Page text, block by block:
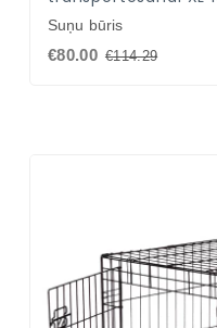
Suņu būris
€80.00 €114.29